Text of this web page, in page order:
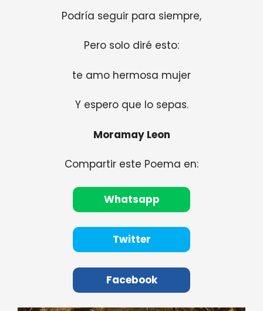
Podría seguir para siempre,
Pero solo diré esto:
te amo hermosa mujer
Y espero que lo sepas.
Moramay Leon
Compartir este Poema en:
Whatsapp
Twitter
Facebook